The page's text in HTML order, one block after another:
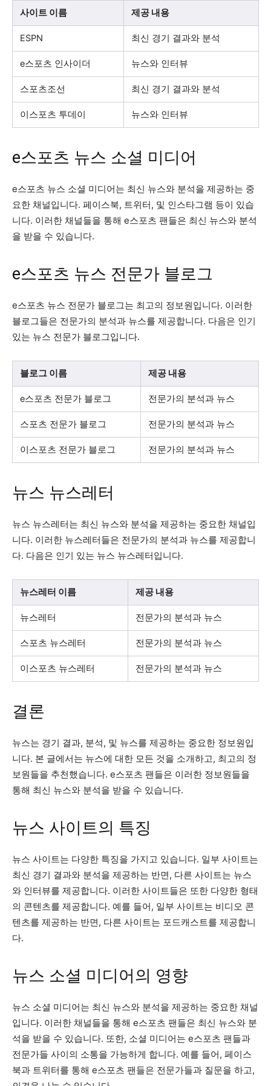
사이트 이름 제공 내용
ESPN 최신 경기 결과와 분석
e스포츠 인사이더 뉴스와 인터뷰
스포츠조선 최신 경기 결과와 분석
이스포츠 투데이 뉴스와 인터뷰
e스포츠 뉴스 소셜 미디어
e스포츠 뉴스 소셜 미디어는 최신 뉴스와 분석을 제공하는 중
요한 채널입니다. 페이스북, 트위터, 및 인스타그램 등이 있습
니다. 이러한 채널들을 통해 e스포츠 팬들은 최신 뉴스와 분석
을 받을 수 있습니다.
e스포츠 뉴스 전문가 블로그
e스포츠 뉴스 전문가 블로그는 최고의 정보원입니다. 이러한
블로그들은 전문가의 분석과 뉴스를 제공합니다. 다음은 인기
있는 뉴스 전문가 블로그입니다.
블로그 이름 제공 내용
e스포츠 전문가 블로그 전문가의 분석과 뉴스
스포츠 전문가 블로그 전문가의 분석과 뉴스
이스포츠 전문가 블로그 전문가의 분석과 뉴스
뉴스 뉴스레터
뉴스 뉴스레터는 최신 뉴스와 분석을 제공하는 중요한 채널입
니다. 이러한 뉴스레터들은 전문가의 분석과 뉴스를 제공합니
다. 다음은 인기 있는 뉴스 뉴스레터입니다.
뉴스레터 이름 제공 내용
뉴스레터 전문가의 분석과 뉴스
스포츠 뉴스레터 전문가의 분석과 뉴스
이스포츠 뉴스레터 전문가의 분석과 뉴스
결론
뉴스는 경기 결과, 분석, 및 뉴스를 제공하는 중요한 정보원입
니다. 본 글에서는 뉴스에 대한 모든 것을 소개하고, 최고의 정
보원들을 추천했습니다. e스포츠 팬들은 이러한 정보원들을
통해 최신 뉴스와 분석을 받을 수 있습니다.
뉴스 사이트의 특징
뉴스 사이트는 다양한 특징을 가지고 있습니다. 일부 사이트는
최신 경기 결과와 분석을 제공하는 반면, 다른 사이트는 뉴스
와 인터뷰를 제공합니다. 이러한 사이트들은 또한 다양한 형태
의 콘텐츠를 제공합니다. 예를 들어, 일부 사이트는 비디오 콘
텐츠를 제공하는 반면, 다른 사이트는 포드캐스트를 제공합니
다.
뉴스 소셜 미디어의 영향
뉴스 소셜 미디어는 최신 뉴스와 분석을 제공하는 중요한 채널
입니다. 이러한 채널들을 통해 e스포츠 팬들은 최신 뉴스와 분
석을 받을 수 있습니다. 또한, 소셜 미디어는 e스포츠 팬들과
전문가들 사이의 소통을 가능하게 합니다. 예를 들어, 페이스
북과 트위터를 통해 e스포츠 팬들은 전문가들과 질문을 하고,